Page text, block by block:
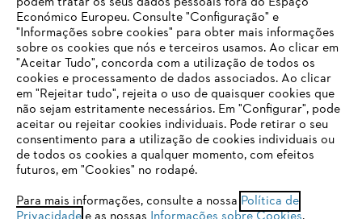
FAQs Loja Online
Contacto
Condições gerais de venda Proteção de Dados
O SEU NAVEGADOR NÃO SUPORTA
ESTE WEBSITE
Está utilizar um navegador que ainda não suportamos. Para
obter o melhor uso de nosso site, recomendamos que altere
para um dos seguintes navegadores:
Económico Europeu. Consulte "Configuração" e
"Informações sobre cookies" para obter mais informações
sobre os cookies que nós e terceiros usamos. Ao clicar em
"Aceitar Tudo", concorda com a utilização de todos os
cookies e processamento de dados associados. Ao clicar
em "Rejeitar tudo", rejeita o uso de quaisquer cookies que
não sejam estritamente necessários. Em "Configurar", pode
aceitar ou rejeitar cookies individuais. Pode retirar o seu
consentimento para a utilização de cookies individuais ou
de todos os cookies a qualquer momento, com efeitos
futuros, em "Cookies" no rodapé.
Para mais informações, consulte a nossa Política de